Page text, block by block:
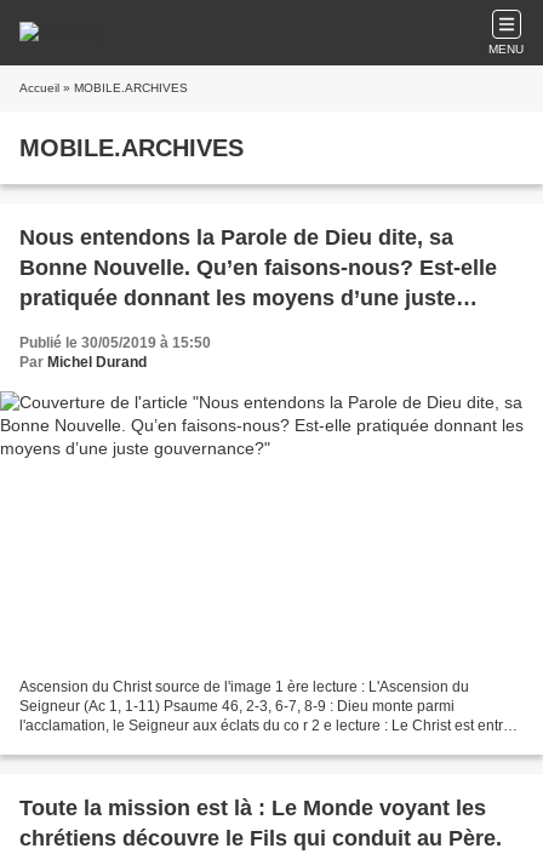
MENU
Accueil » MOBILE.ARCHIVES
MOBILE.ARCHIVES
Nous entendons la Parole de Dieu dite, sa
Bonne Nouvelle. Qu’en faisons-nous? Est-elle
pratiquée donnant les moyens d’une juste
gouvernance?
Publié le 30/05/2019 à 15:50
Par Michel Durand
Ascension du Christ source de l'image 1 ère lecture : L'Ascension du
Seigneur (Ac 1, 1-11) Psaume 46, 2-3, 6-7, 8-9 : Dieu monte parmi
l'acclamation, le Seigneur aux éclats du co r 2 e lecture : Le Christ est entré
Toute la mission est là : Le Monde voyant les
chrétiens découvre le Fils qui conduit au Père.